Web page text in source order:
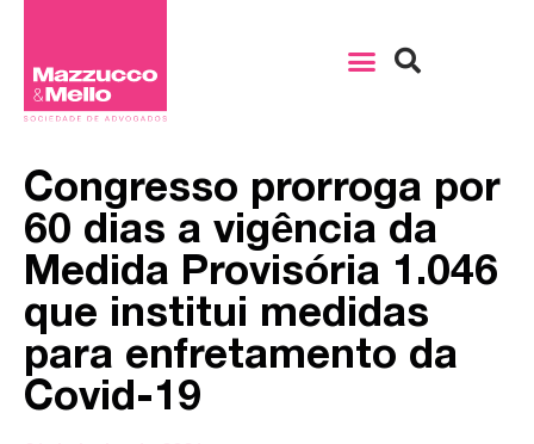
Congresso prorroga por
60 dias a vigência da
Medida Provisória 1.046
que institui medidas
para enfretamento da
Covid-19